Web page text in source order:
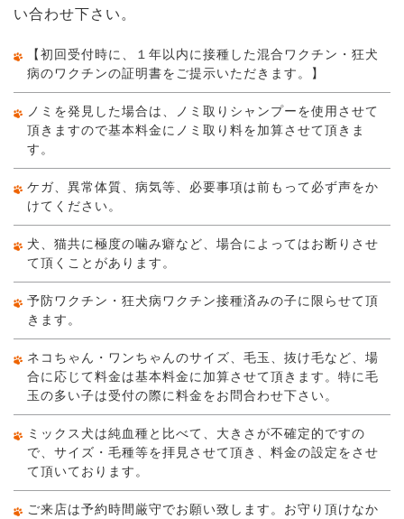
い合わせ下さい。
【初回受付時に、１年以内に接種した混合ワクチン・狂犬
病のワクチンの証明書をご提示いただきます。】
ノミを発見した場合は、ノミ取りシャンプーを使用させて
頂きますので基本料金にノミ取り料を加算させて頂きま
す。
ケガ、異常体質、病気等、必要事項は前もって必ず声をか
けてください。
犬、猫共に極度の噛み癖など、場合によってはお断りさせ
て頂くことがあります。
予防ワクチン・狂犬病ワクチン接種済みの子に限らせて頂
きます。
ネコちゃん・ワンちゃんのサイズ、毛玉、抜け毛など、場
合に応じて料金は基本料金に加算させて頂きます。特に毛
玉の多い子は受付の際に料金をお問合わせ下さい。
ミックス犬は純血種と比べて、大きさが不確定的ですの
で、サイズ・毛種等を拝見させて頂き、料金の設定をさせ
て頂いております。
ご来店は予約時間厳守でお願い致します。お守り頂けなか